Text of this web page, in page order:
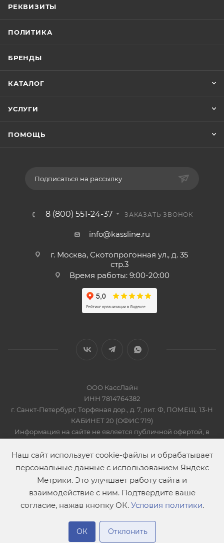
РЕКВИЗИТЫ
ПОЛИТИКА
БРЕНДЫ
КАТАЛОГ
УСЛУГИ
ПОМОЩЬ
Подписаться на рассылку
8 (800) 551-24-37 ЗАКАЗАТЬ ЗВОНОК
info@kassline.ru
г. Москва, Скотопрогонная ул., д. 35
стр.3
Время работы: 9:00-20:00
ООО КассЛайн
ИНН 7814764382
г. Санкт-Петербург, Торфяная дор., д. 7, лит. Ф, ПОМЕЩ. 13-Н
КАБИНЕТ 20 (ОФИС 719)
Информация на сайте не является публичной офертой, в
2019-2026 © КАССЛАЙН
Наш сайт использует cookie-файлы и обрабатывает
персональные данные с использованием Яндекс
Метрики. Это улучшает работу сайта и
взаимодействие с ним. Подтвердите ваше
согласие, нажав кнопку ОК. Условия политики.
ОК Отклонить